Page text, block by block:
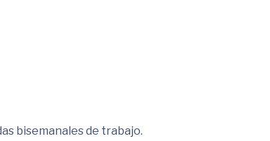
bisemanales de trabajo.